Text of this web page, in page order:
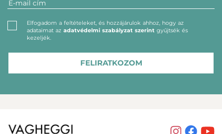
Elfogadom a feltételeket, és hozzájárulok ahhoz, hogy az
adataimat az adatvédelmi szabályzat szerint gyűjtsék és
kezeljék.
FELIRATKOZOM